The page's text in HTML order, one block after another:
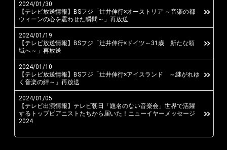
2024/01/30
【テレビ放送情報】BSフジ「辻井伸行×オーストリア ～音楽の都
ウィーンの心を震わせた瞬間～」再放送
2024/01/19
【テレビ放送情報】BSフジ「辻井伸行×ドイツ～31歳 新たな領
域へ～」再放送
2024/01/10
【テレビ放送情報】BSフジ「辻井伸行×アイスランド ～継がれゆ
く音楽の絆～」再放送
2024/01/05
【テレビ出演情報】テレビ朝日「題名のない音楽会」世界で活躍
するトップピアニストたちから届いた！ニューイヤーメッセージ
2024